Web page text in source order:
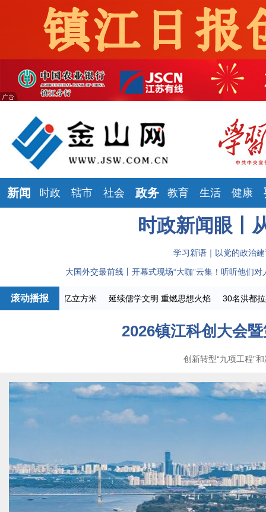
新闻 时政 辖市 社会 政务 教育 生活 健康
时政新闻眼丨
学习新语｜以党的政治
大国外交最前线丨开幕式现场“大咖”云集！听听他们对
滚动播报
调水突破800亿立方米 延续儒学文明 重燃思想火焰 30名洪都拉斯
2026镇江科创大会
创新转型“九项工程”